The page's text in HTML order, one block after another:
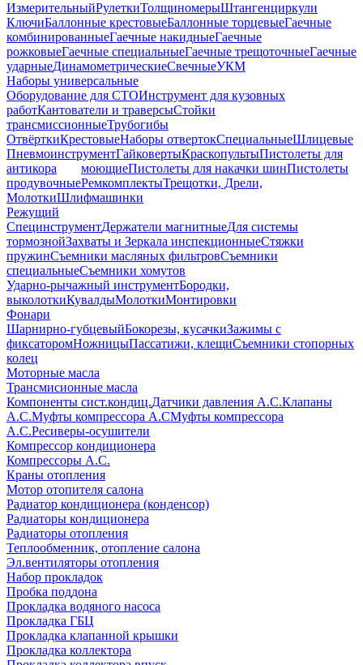
ИзмерительныйРулеткиТолщиномерыШтангенциркули
КлючиБаллонные крестовыеБаллонные торцевыеГаечные
комбинированныеГаечные накидныеГаечные
рожковыеГаечные специальныеГаечные трещоточныеГаечные
ударныеДинамометрическиеСвечныеУКМ
Наборы универсальные
Оборудование для СТОИнструмент для кузовных
работКантователи и траверсыСтойки
трансмиссионныеТрубогибы
ОтвёрткиКрестовыеНаборы отвертокСпециальныеШлицевые
ПневмоинструментГайковертыКраскопультыПистолеты для
антикора
моющиеПистолеты для накачки шинПистолеты
продувочныеРемкомплектыТрещотки, Дрели,
МолоткиШлифмашинки
Режущий
СпецинструментДержатели магнитныеДля системы
тормознойЗахваты и Зеркала инспекционныеСтяжки
пружинСъемники масляных фильтровСъемники
специальныеСъемники хомутов
Ударно-рычажный инструментБородки,
выколоткиКувалдыМолоткиМонтировки
Фонари
Шарнирно-губцевыйБокорезы, кусачкиЗажимы с
фиксаторомНожницыПассатижи, клещиСъемники стопорных
колец
Моторные масла
Трансмисионные масла
Компоненты сист.кондиц.Датчики давления А.С.Клапаны
А.С.Муфты компрессора А.СМуфты компрессора
А.С.Ресиверы-осушители
Компрессор кондиционера
Компрессоры А.С.
Краны отопления
Мотор отопителя салона
Радиатор кондиционера (конденсор)
Радиаторы кондиционера
Радиаторы отопления
Теплообменник, отопление салона
Эл.вентиляторы отопления
Набор прокладок
Пробка поддона
Прокладка водяного насоса
Прокладка ГБЦ
Прокладка клапанной крышки
Прокладка коллектора